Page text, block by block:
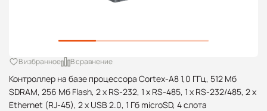
Контроллер на базе процессора Cortex-A8 1,0 ГГц, 512 Mб
SDRAM, 256 Mб Flash, 2 x RS-232, 1 x RS-485, 1 x RS-232/485, 2 x
Ethernet (RJ-45), 2 x USB 2.0, 1 Гб microSD, 4 слота
В избранное В сравнение